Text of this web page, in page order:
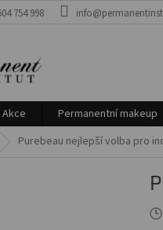
754 998
Akce Permanentní makeup
Purebeau nejlepší volba pro